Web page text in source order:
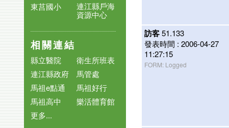
東莒國小
連江縣戶海
資源中心
相關連結
縣立醫院
衛生所班表
連江縣政府
馬管處
馬祖e點通
馬祖好行
馬祖高中
樂活體育館
更多...
訪客51.133
發表時間 : 2006-04-27
11:27:15
FORM: Logged